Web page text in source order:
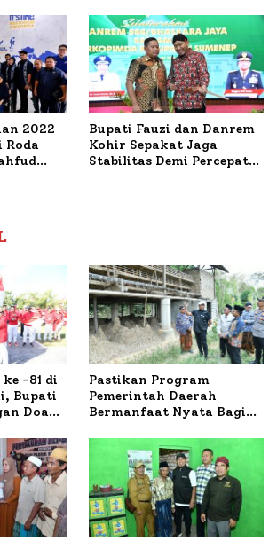
II
Ideal Polri-Pers
2022
Roda
Bupati Fauzi dan Danrem
Kohir Sepakat Jaga
Stabilitas Demi Percepat
-81 di
Bupati
Doa
Pastikan Program
Pemerintah Daerah
Bermanfaat Nyata Bagi
Sumenep Tinjau Langsung
Budidaya Lele dan Ayam
Petelur di Desa Bataal
Timur